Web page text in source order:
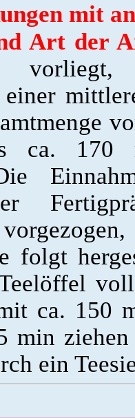
mit
Art der
vorliegt,
einer
ca. 170
folgt
ca. 150
min
ein